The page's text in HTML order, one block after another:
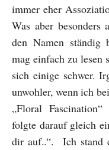
immer eher
Was aber besonders
den Namen ständig
mag einfach zu lesen
sich einige schwer.
unwohler, wenn ich
„Floral
folgte darauf gleich
dir auf..“. Ich stand